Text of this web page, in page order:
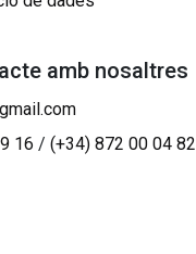
amb nosaltres
16 / (+34) 872 00 04 82